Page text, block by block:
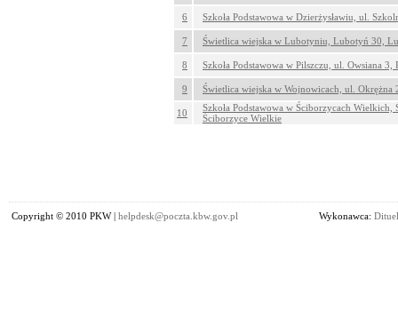
6 Szkoła Podstawowa w Dzierżysławiu, ul.
7 Świetlica wiejska w Lubotyniu, Lubotyń 30,
8 Szkoła Podstawowa w Pilszczu, ul. Owsiana 3,
9 Świetlica wiejska w Wojnowicach, ul. Okrężna
10
Szkoła Podstawowa w Ściborzycach
Ściborzyce Wielkie
Copyright © 2010 PKW | helpdesk@poczta.kbw.gov.pl Wykonawca: